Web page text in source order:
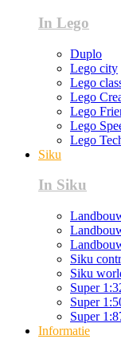
In Lego
Duplo
Lego city
Lego
Lego
Lego
Lego
Lego
Siku
In Siku
Siku
Siku
Super
Super
Super
Informatie